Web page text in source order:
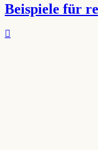
Beispiele für